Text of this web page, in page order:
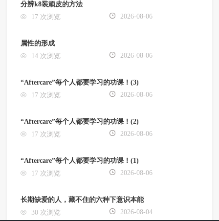
分辨k8装顽皮的方法
17 次浏览
2026-08-06
属性的形成
14 次浏览
2026-08-06
“Aftercare”每个人都要学习的功课！(3)
17 次浏览
2026-08-06
“Aftercare”每个人都要学习的功课！(2)
17 次浏览
2026-08-06
“Aftercare”每个人都要学习的功课！(1)
17 次浏览
2026-08-06
长期缺爱的人，藏不住的六种下意识本能
30 次浏览
2026-08-04